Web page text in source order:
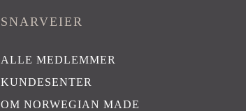
SNARVEIER
ALLE MEDLEMMER
KUNDESENTER
OM NORWEGIAN MADE